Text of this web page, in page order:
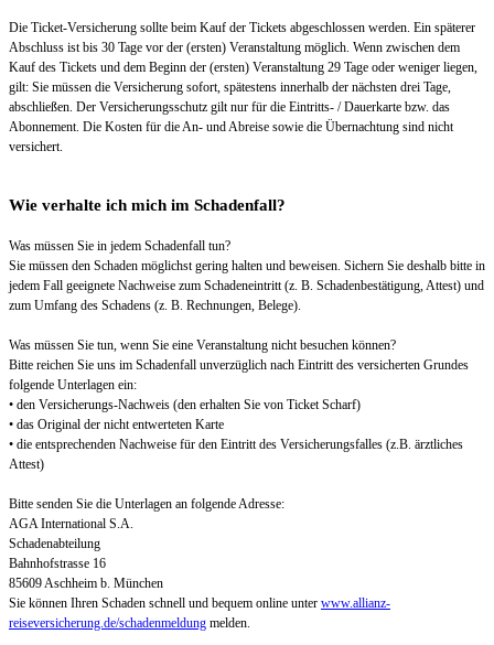
Die Ticket-Versicherung sollte beim Kauf der Tickets abgeschlossen werden. Ein späterer
Abschluss ist bis 30 Tage vor der (ersten) Veranstaltung möglich. Wenn zwischen dem
Kauf des Tickets und dem Beginn der (ersten) Veranstaltung 29 Tage oder weniger liegen,
gilt: Sie müssen die Versicherung sofort, spätestens innerhalb der nächsten drei Tage,
abschließen. Der Versicherungsschutz gilt nur für die Eintritts- / Dauerkarte bzw. das
Abonnement. Die Kosten für die An- und Abreise sowie die Übernachtung sind nicht
versichert.
Wie verhalte ich mich im Schadenfall?
Was müssen Sie in jedem Schadenfall tun?
Sie müssen den Schaden möglichst gering halten und beweisen. Sichern Sie deshalb bitte in
jedem Fall geeignete Nachweise zum Schadeneintritt (z. B. Schadenbestätigung, Attest) und
zum Umfang des Schadens (z. B. Rechnungen, Belege).
Was müssen Sie tun, wenn Sie eine Veranstaltung nicht besuchen können?
Bitte reichen Sie uns im Schadenfall unverzüglich nach Eintritt des versicherten Grundes
folgende Unterlagen ein:
• den Versicherungs-Nachweis (den erhalten Sie von Ticket Scharf)
• das Original der nicht entwerteten Karte
• die entsprechenden Nachweise für den Eintritt des Versicherungsfalles (z.B. ärztliches
Attest)
Bitte senden Sie die Unterlagen an folgende Adresse:
AGA International S.A.
Schadenabteilung
Bahnhofstrasse 16
85609 Aschheim b. München
Sie können Ihren Schaden schnell und bequem online unter www.allianz-
reiseversicherung.de/schadenmeldung melden.